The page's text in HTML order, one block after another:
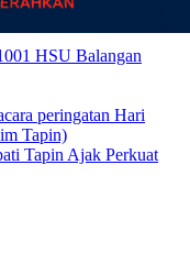
HSU Balangan
Tapin Ajak Perkuat